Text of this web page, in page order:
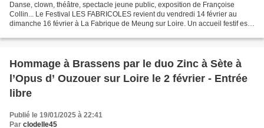
Danse, clown, théâtre, spectacle jeune public, exposition de Françoise
Collin... Le Festival LES FABRICOLES revient du vendredi 14 février au
dimanche 16 février à La Fabrique de Meung sur Loire. Un accueil festif est
Hommage à Brassens par le duo Zinc à Sète à
l’Opus d’ Ouzouer sur Loire le 2 février - Entrée
libre
Publié le 19/01/2025 à 22:41
Par clodelle45